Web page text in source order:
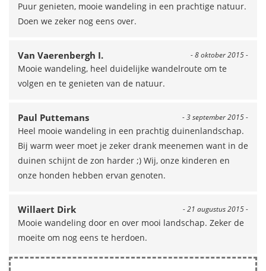
Puur genieten, mooie wandeling in een prachtige natuur.
Doen we zeker nog eens over.
- 8 oktober 2015 -
Van Vaerenbergh I.
Mooie wandeling, heel duidelijke wandelroute om te
volgen en te genieten van de natuur.
- 3 september 2015 -
Paul Puttemans
Heel mooie wandeling in een prachtig duinenlandschap.
Bij warm weer moet je zeker drank meenemen want in de
duinen schijnt de zon harder ;) Wij, onze kinderen en
onze honden hebben ervan genoten.
- 21 augustus 2015 -
Willaert Dirk
Mooie wandeling door en over mooi landschap. Zeker de
moeite om nog eens te herdoen.